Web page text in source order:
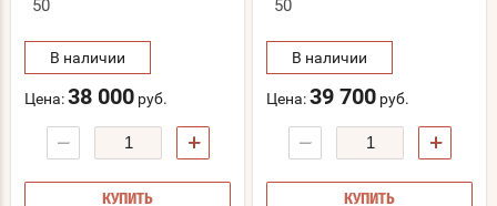
50
В наличии
Цена:38 000 руб.
− +
КУПИТЬ
50
В наличии
Цена:39 700 руб.
− +
КУПИТЬ